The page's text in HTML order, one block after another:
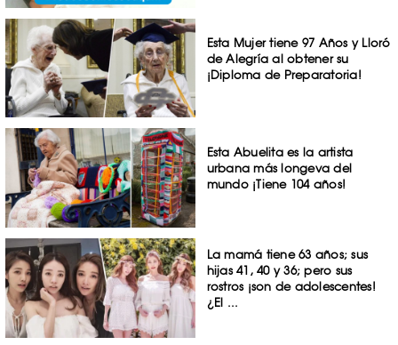
Esta Mujer tiene 97 Años y Lloró
de Alegría al obtener su
¡Diploma de Preparatoria!
Esta Abuelita es la artista
urbana más longeva del
mundo ¡Tiene 104 años!
La mamá tiene 63 años; sus
hijas 41, 40 y 36; pero sus
rostros ¡son de adolescentes!
¿El ...